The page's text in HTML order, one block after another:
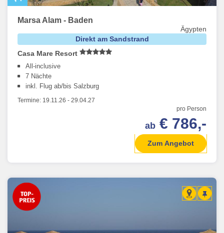
Marsa Alam - Baden
Ägypten
Direkt am Sandstrand
Casa Mare Resort
All-inclusive
7 Nächte
inkl. Flug ab/bis Salzburg
Termine: 19.11.26 - 29.04.27
pro Person
ab € 786,-
Zum Angebot